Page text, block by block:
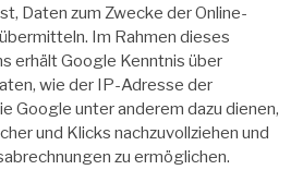
Daten zum Zwecke der Online-
Im Rahmen dieses
erhält Google Kenntnis über
wie der IP-Adresse der
Google unter anderem dazu dienen,
und Klicks nachzuvollziehen und
zu ermöglichen.